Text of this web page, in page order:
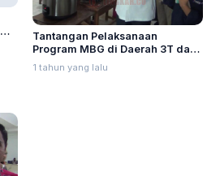
Tantangan Pelaksanaan
Program MBG di Daerah 3T dan
Kepulauan
1 tahun yang lalu